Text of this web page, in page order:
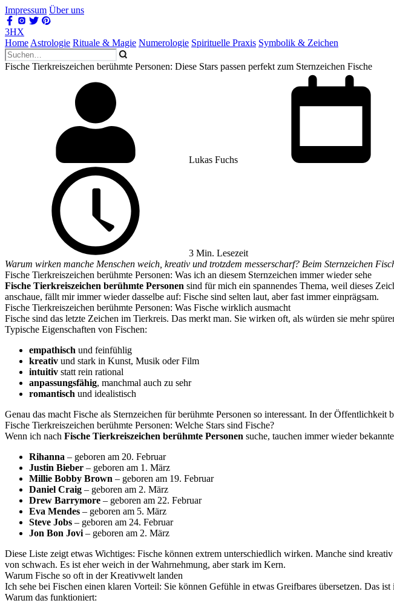
Impressum Über uns
3HX
Home Astrologie Rituale & Magie Numerologie Spirituelle Praxis Symbolik & Zeichen
Fische Tierkreiszeichen berühmte Personen: Diese Stars passen perfekt zum Sternzeichen Fische
Lukas Fuchs
3 Min. Lesezeit
Warum wirken manche Menschen weich, kreativ und trotzdem messerscharf? Beim Sternzeichen
Fische Tierkreiszeichen berühmte Personen: Was ich an diesem Sternzeichen immer wieder sehe
Fische Tierkreiszeichen berühmte Personen sind für mich ein spannendes Thema, weil dieses
anschaue, fällt mir immer wieder dasselbe auf: Fische sind selten laut, aber fast immer einprägsam.
Fische Tierkreiszeichen berühmte Personen: Was Fische wirklich ausmacht
Fische sind das letzte Zeichen im Tierkreis. Das merkt man. Sie wirken oft, als würden sie mehr
Typische Eigenschaften von Fischen:
empathisch und feinfühlig
kreativ und stark in Kunst, Musik oder Film
intuitiv statt rein rational
anpassungsfähig, manchmal auch zu sehr
romantisch und idealistisch
Genau das macht Fische als Sternzeichen für berühmte Personen so interessant. In der
Fische Tierkreiszeichen berühmte Personen: Welche Stars sind Fische?
Wenn ich nach Fische Tierkreiszeichen berühmte Personen suche, tauchen immer wieder
Rihanna – geboren am 20. Februar
Justin Bieber – geboren am 1. März
Millie Bobby Brown – geboren am 19. Februar
Daniel Craig – geboren am 2. März
Drew Barrymore – geboren am 22. Februar
Eva Mendes – geboren am 5. März
Steve Jobs – geboren am 24. Februar
Jon Bon Jovi – geboren am 2. März
Diese Liste zeigt etwas Wichtiges: Fische können extrem unterschiedlich wirken. Manche sind
von schwach. Es ist eher weich in der Wahrnehmung, aber stark im Kern.
Warum Fische so oft in der Kreativwelt landen
Ich sehe bei Fischen einen klaren Vorteil: Sie können Gefühle in etwas Greifbares übersetzen. Das
Warum das funktioniert: